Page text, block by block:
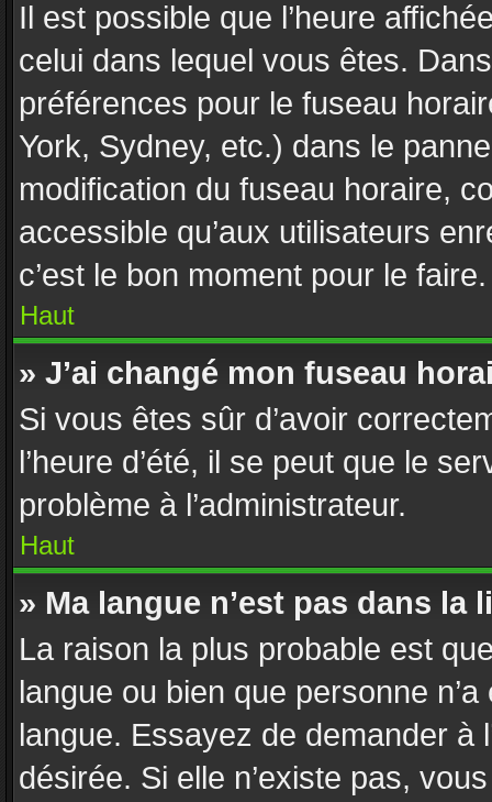
Il est possible que l’heure
celui dans lequel vous êtes.
préférences pour le fuseau
York, Sydney, etc.) dans le
modification du fuseau horaire,
accessible qu’aux utilisateurs
c’est le bon moment pour le faire.
Haut
» J’ai changé mon fuseau
Si vous êtes sûr d’avoir
l’heure d’été, il se peut que le
problème à l’administrateur.
Haut
» Ma langue n’est pas dans la
La raison la plus probable est
langue ou bien que personne
langue. Essayez de demander à
désirée. Si elle n’existe pas,